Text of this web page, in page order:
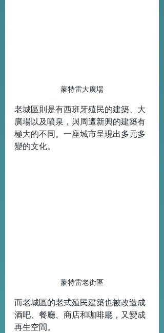
蒙特雷大廣場
老城區則是有西班牙殖民的建築、大
廣場以及噴泉，與周遭新興的建築有
極大的不同。一座城市呈現出多元多
變的文化。
蒙特雷老街區
而老城區的老式殖民建築也被改造成
酒吧、餐廳、商店和咖啡廳，又變成
再生空間。